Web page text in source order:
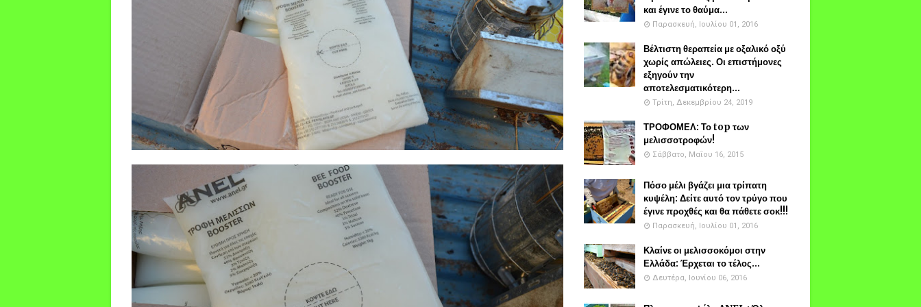
και έγινε το θαύμα...
Παρασκευή, Ιουλίου 01, 2016
Βέλτιστη θεραπεία με οξαλικό οξύ
χωρίς απώλειες. Οι επιστήμονες
εξηγούν την
αποτελεσματικότερη...
Τρίτη, Δεκεμβρίου 24, 2019
ΤΡΟΦΟΜΕΛ: Το top των
μελισσοτροφών!
Σάββατο, Μαΐου 16, 2015
Πόσο μέλι βγάζει μια τρίπατη
κυψέλη: Δείτε αυτό τον τρύγο που
έγινε προχθές και θα πάθετε σοκ!!!
Παρασκευή, Ιουλίου 01, 2016
Κλαίνε οι μελισσοκόμοι στην
Ελλάδα: Έρχεται το τέλος...
Δευτέρα, Ιουνίου 06, 2016